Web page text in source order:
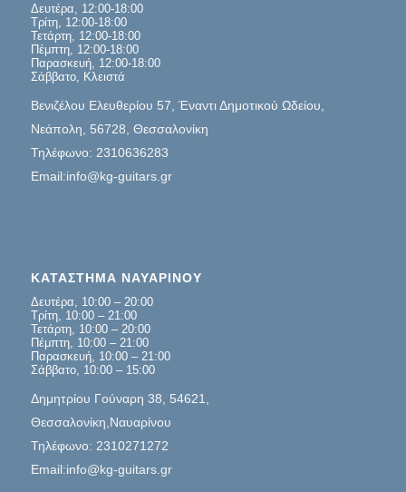
Δευτέρα, 12:00-18:00
Τρίτη, 12:00-18:00
Τετάρτη, 12:00-18:00
Πέμπτη, 12:00-18:00
Παρασκευή, 12:00-18:00
Σάββατο, Κλειστά
Βενιζέλου Ελευθερίου 57, Έναντι Δημοτικού Ωδείου,
Νεάπολη, 56728, Θεσσαλονίκη
Τηλέφωνο: 2310636283
Email:info@kg-guitars.gr
ΚΑΤΑΣΤΗΜΑ ΝΑΥΑΡΙΝΟΥ
Δευτέρα, 10:00 – 20:00
Τρίτη, 10:00 – 21:00
Τετάρτη, 10:00 – 20:00
Πέμπτη, 10:00 – 21:00
Παρασκευή, 10:00 – 21:00
Σάββατο, 10:00 – 15:00
Δημητρίου Γούναρη 38, 54621,
Θεσσαλονίκη,Ναυαρίνου
Τηλέφωνο: 2310271272
Email:info@kg-guitars.gr